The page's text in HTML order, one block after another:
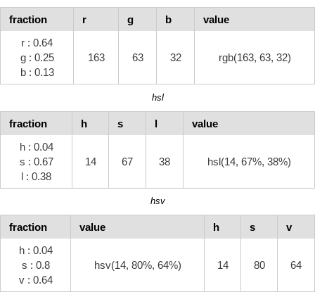
fraction r g b
value
r : 0.64
g : 0.25
b : 0.13
163 63 32 rgb(163, 63, 32)
hsl
fraction h s l
value
h : 0.04
s : 0.67
l : 0.38
14 67 38 hsl(14, 67%, 38%)
hsv
fraction value h s
v
h : 0.04
s : 0.8
v : 0.64
hsv(14, 80%, 64%) 14 80 64